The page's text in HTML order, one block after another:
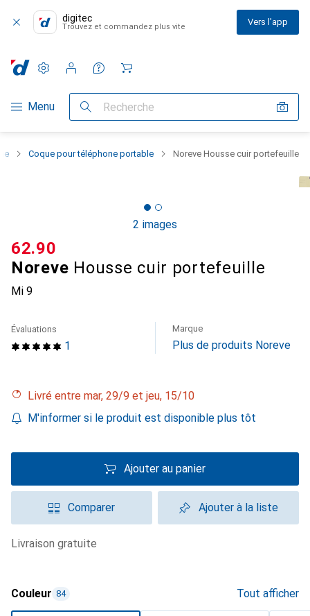
digitec
Trouvez et commandez plus vite Vers l'app
Navigation par catégorie
Menu Recherche
Paramètres
Compte client
Listes de comparaison
Listes d'envies
Panier
Coque pour téléphone portable Noreve Housse cuir portefeuille
2 images
Noreve Housse cuir portefeuille
Mi 9
CHF
62.90
1
Évaluations Marque
Plus de produits Noreve
Livré entre mar, 29/9 et jeu, 15/10
M'informer si le produit est disponible plus tôt
Ajouter au panier
Comparer Ajouter à la liste
livraison gratuite
Couleur 84 Tout afficher